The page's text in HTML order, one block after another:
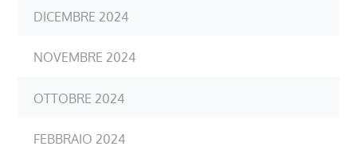
DICEMBRE 2024
NOVEMBRE 2024
OTTOBRE 2024
FEBBRAIO 2024